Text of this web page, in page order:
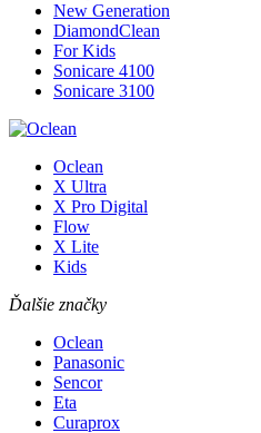
New Generation
DiamondClean
For Kids
Sonicare 4100
Sonicare 3100
Oclean
X Ultra
X Pro Digital
Flow
X Lite
Kids
Ďalšie značky
Oclean
Panasonic
Sencor
Eta
Curaprox